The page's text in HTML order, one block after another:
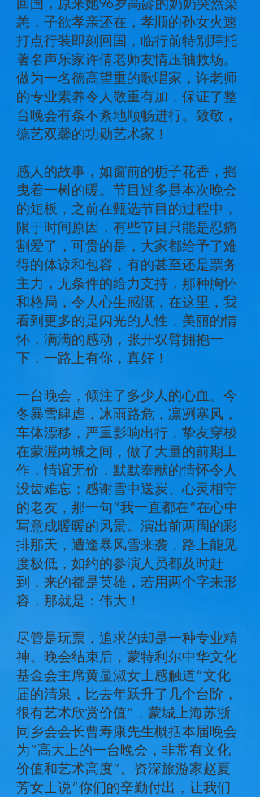
回国，原来她96岁高龄的奶奶突然染
恙，子欲孝亲还在，孝顺的孙女火速
打点行装即刻回国，临行前特别拜托
著名声乐家许倩老师友情压轴救场。
做为一名德高望重的歌唱家，许老师
的专业素养令人敬重有加，保证了整
台晚会有条不紊地顺畅进行。致敬，
德艺双馨的功勋艺术家！
感人的故事，如窗前的栀子花香，摇
曳着一树的暖。节目过多是本次晚会
的短板，之前在甄选节目的过程中，
限于时间原因，有些节目只能是忍痛
割爱了，可贵的是，大家都给予了难
得的体谅和包容，有的甚至还是票务
主力，无条件的给力支持，那种胸怀
和格局，令人心生感慨，在这里，我
看到更多的是闪光的人性，美丽的情
怀，满满的感动，张开双臂拥抱一
下，一路上有你，真好！
一台晚会，倾注了多少人的心血。今
冬暴雪肆虐，冰雨路危，凛冽寒风，
车体漂移，严重影响出行，挚友穿梭
在蒙渥两城之间，做了大量的前期工
作，情谊无价，默默奉献的情怀令人
没齿难忘；感谢雪中送炭、心灵相守
的老友，那一句“我一直都在”在心中
写意成暖暖的风景。演出前两周的彩
排那天，遭逢暴风雪来袭，路上能见
度极低，如约的参演人员都及时赶
到，来的都是英雄，若用两个字来形
容，那就是：伟大！
尽管是玩票，追求的却是一种专业精
神。晚会结束后，蒙特利尔中华文化
基金会主席黄显淑女士感触道“文化
届的清泉，比去年跃升了几个台阶，
很有艺术欣赏价值”，蒙城上海苏浙
同乡会会长曹寿康先生概括本届晚会
为“高大上的一台晚会，非常有文化
价值和艺术高度”。资深旅游家赵夏
芳女士说“你们的辛勤付出，让我们